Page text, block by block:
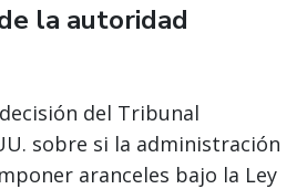
la autoridad
del Tribunal
sobre si la administración
aranceles bajo la Ley